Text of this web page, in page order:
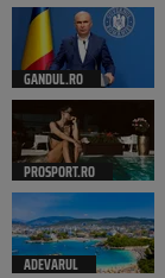
GANDUL.RO
PROSPORT.RO
ADEVARUL